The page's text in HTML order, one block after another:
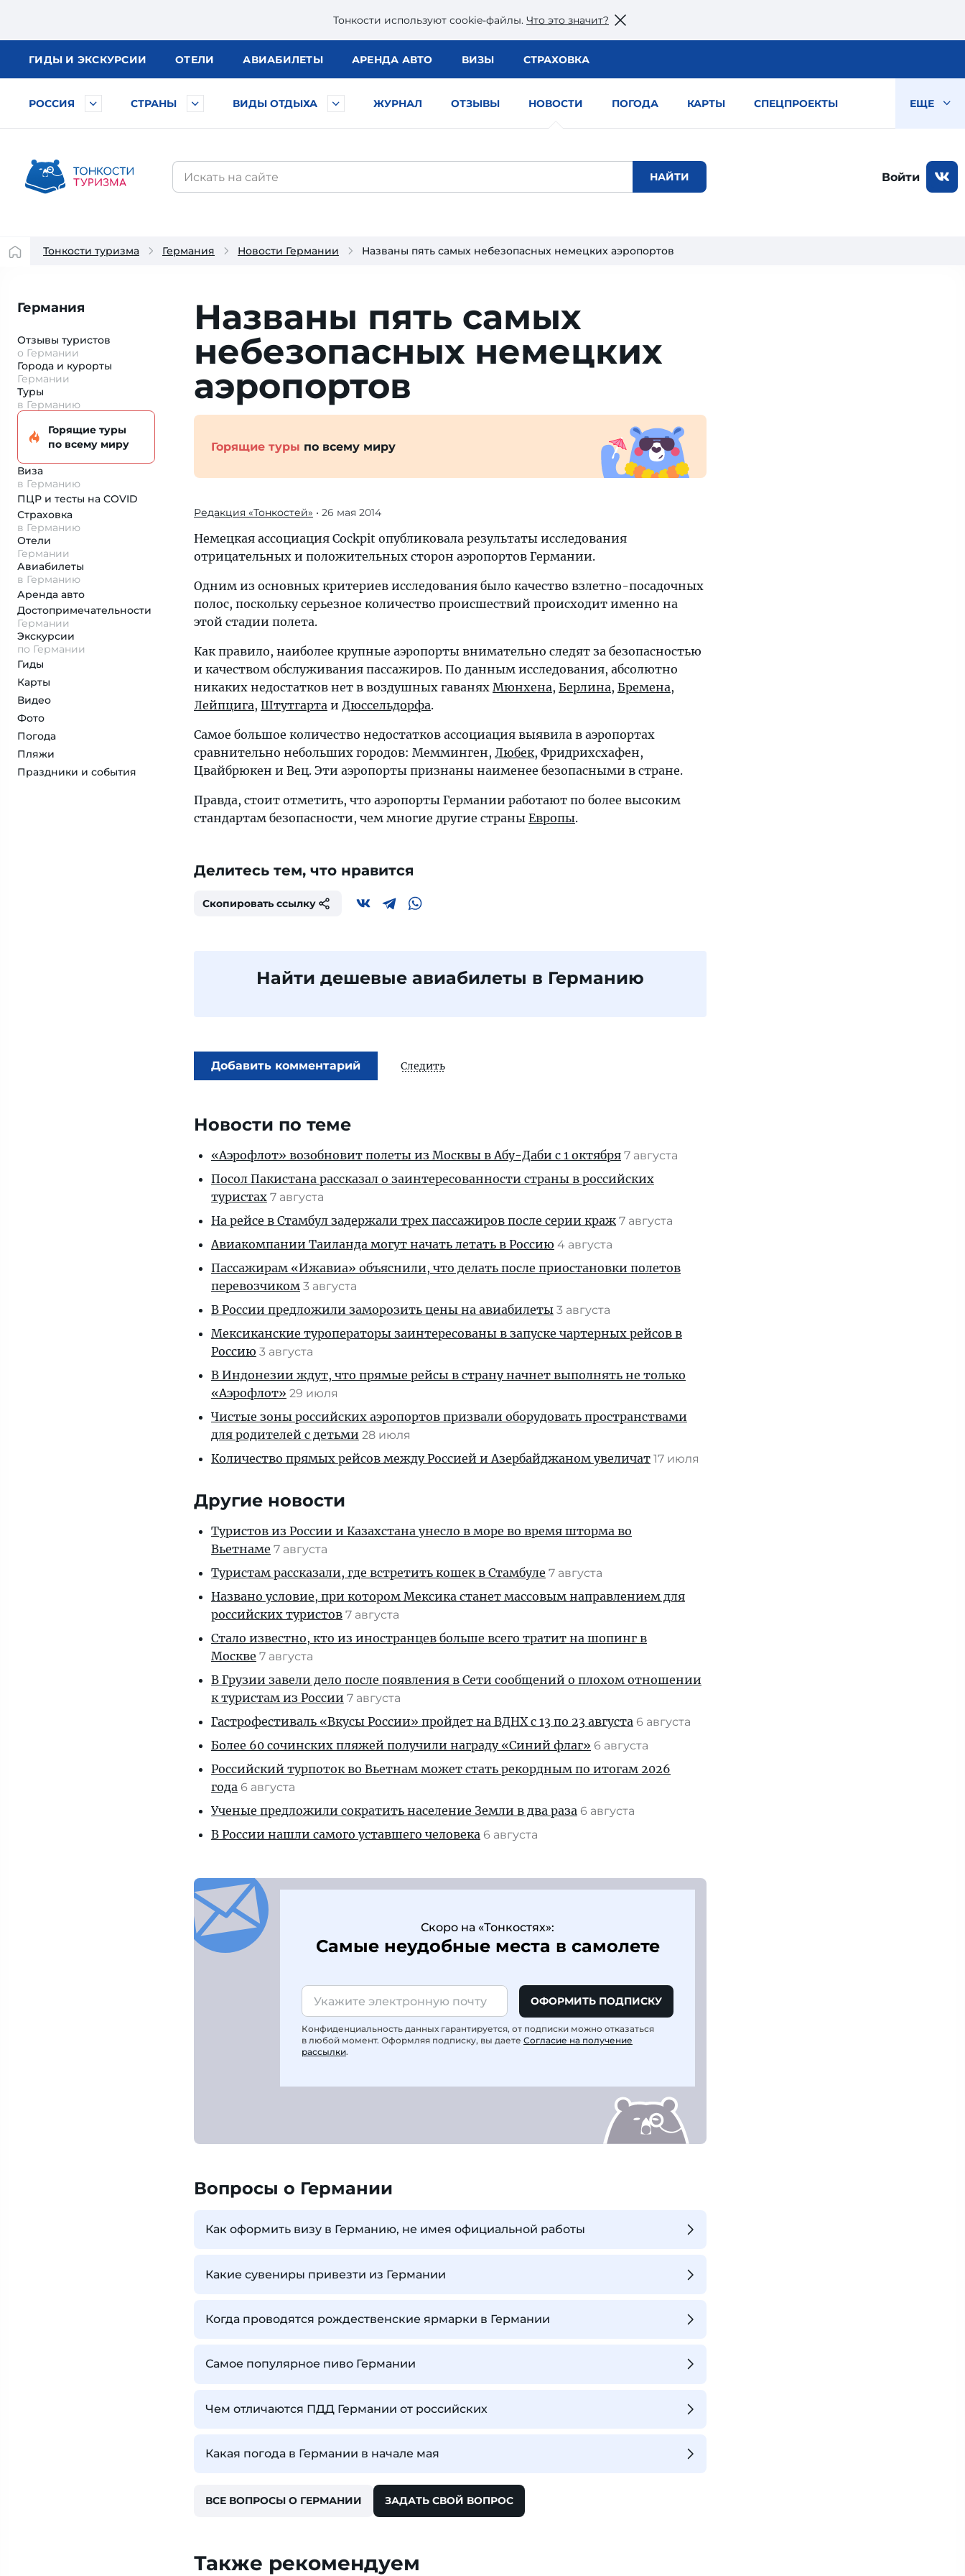
Тонкости используют сookie-файлы. Что это значит?
ГИДЫ И ЭКСКУРСИИ ОТЕЛИ АВИАБИЛЕТЫ АРЕНДА АВТО ВИЗЫ СТРАХОВКА
РОССИЯ СТРАНЫ ВИДЫ ОТДЫХА ЖУРНАЛ ОТЗЫВЫ НОВОСТИ ПОГОДА КАРТЫ СПЕЦПРОЕКТЫ ЕЩЕ
Войти
Тонкости туризма Германия Новости Германии Названы пять самых небезопасных немецких аэропортов
Германия
Отзывы туристов
о Германии
Города и курорты
Германии
Туры
в Германию
Горящие туры
по всему миру
Виза
в Германию
ПЦР и тесты на COVID
Страховка
в Германию
Отели
Германии
Авиабилеты
в Германию
Аренда авто
Достопримеча­тельности
Германии
Экскурсии
по Германии
Гиды
Карты
Видео
Фото
Погода
Пляжи
Праздники и события
Названы пять самых
небезопасных немецких
аэропортов
Горящие туры по всему миру
Редакция «Тонкостей» • 26 мая 2014
Немецкая ассоциация Cockpit опубликовала результаты исследования
отрицательных и положительных сторон аэропортов Германии.
Одним из основных критериев исследования было качество взлетно-посадочных
полос, поскольку серьезное количество происшествий происходит именно на
этой стадии полета.
Как правило, наиболее крупные аэропорты внимательно следят за безопасностью
и качеством обслуживания пассажиров. По данным исследования, абсолютно
никаких недостатков нет в воздушных гаванях Мюнхена, Берлина, Бремена,
Лейпцига, Штутгарта и Дюссельдорфа.
Самое большое количество недостатков ассоциация выявила в аэропортах
сравнительно небольших городов: Мемминген, Любек, Фридрихсхафен,
Цвайбрюкен и Вец. Эти аэропорты признаны наименее безопасными в стране.
Правда, стоит отметить, что аэропорты Германии работают по более высоким
стандартам безопасности, чем многие другие страны Европы.
Делитесь тем, что нравится
Скопировать ссылку
Найти дешевые авиабилеты в Германию
Добавить комментарий Следить
Новости по теме
«Аэрофлот» возобновит полеты из Москвы в Абу-Даби с 1 октября 7 августа
Посол Пакистана рассказал о заинтересованности страны в российских
туристах 7 августа
На рейсе в Стамбул задержали трех пассажиров после серии краж 7 августа
Авиакомпании Таиланда могут начать летать в Россию 4 августа
Пассажирам «Ижавиа» объяснили, что делать после приостановки полетов
перевозчиком 3 августа
В России предложили заморозить цены на авиабилеты 3 августа
Мексиканские туроператоры заинтересованы в запуске чартерных рейсов в
Россию 3 августа
В Индонезии ждут, что прямые рейсы в страну начнет выполнять не только
«Аэрофлот» 29 июля
Чистые зоны российских аэропортов призвали оборудовать пространствами
для родителей с детьми 28 июля
Количество прямых рейсов между Россией и Азербайджаном увеличат 17 июля
Другие новости
Туристов из России и Казахстана унесло в море во время шторма во
Вьетнаме 7 августа
Туристам рассказали, где встретить кошек в Стамбуле 7 августа
Названо условие, при котором Мексика станет массовым направлением для
российских туристов 7 августа
Стало известно, кто из иностранцев больше всего тратит на шопинг в
Москве 7 августа
В Грузии завели дело после появления в Сети сообщений о плохом отношении
к туристам из России 7 августа
Гастрофестиваль «Вкусы России» пройдет на ВДНХ с 13 по 23 августа 6 августа
Более 60 сочинских пляжей получили награду «Синий флаг» 6 августа
Российский турпоток во Вьетнам может стать рекордным по итогам 2026
года 6 августа
Ученые предложили сократить население Земли в два раза 6 августа
В России нашли самого уставшего человека 6 августа
Скоро на «Тонкостях»:
Самые неудобные места в самолете
ОФОРМИТЬ ПОДПИСКУ
Конфиденциальность данных гарантируется, от подписки можно отказаться
в любой момент. Оформляя подписку, вы даете Согласие на получение
рассылки.
Вопросы о Германии
Как оформить визу в Германию, не имея официальной работы
Какие сувениры привезти из Германии
Когда проводятся рождественские ярмарки в Германии
Самое популярное пиво Германии
Чем отличаются ПДД Германии от российских
Какая погода в Германии в начале мая
ВСЕ ВОПРОСЫ О ГЕРМАНИИ ЗАДАТЬ СВОЙ ВОПРОС
Также рекомендуем